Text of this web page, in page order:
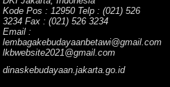
Kode Pos : 12950 Telp : (021) 526
3234 Fax : (021) 526 3234
Email :
lembagakebudayaanbetawi@gmail.com
lkbwebsite2021@gmail.com
dinaskebudayaan.jakarta.go.id